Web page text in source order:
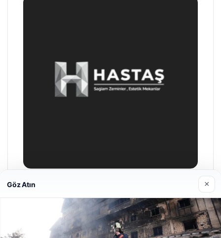
Prenses Night Club
Göz Atın ×